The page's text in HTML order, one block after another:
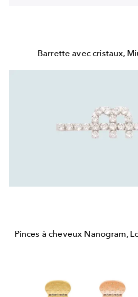
Barrette avec cristaux,
Pinces à cheveux Nanogram,